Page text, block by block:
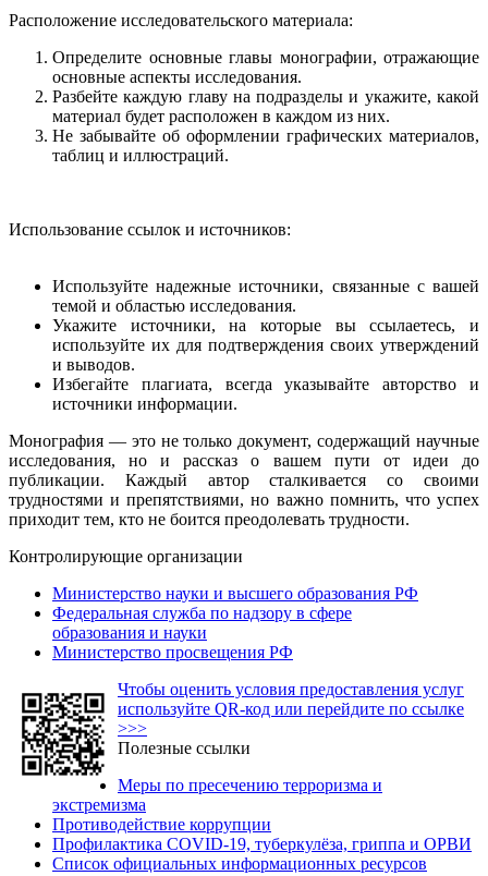
Расположение исследовательского материала:
Определите основные главы монографии, отражающие
основные аспекты исследования.
Разбейте каждую главу на подразделы и укажите, какой
материал будет расположен в каждом из них.
Не забывайте об оформлении графических материалов,
таблиц и иллюстраций.
Использование ссылок и источников:
Используйте надежные источники, связанные с вашей
темой и областью исследования.
Укажите источники, на которые вы ссылаетесь, и
используйте их для подтверждения своих утверждений
и выводов.
Избегайте плагиата, всегда указывайте авторство и
источники информации.
Монография — это не только документ, содержащий научные
исследования, но и рассказ о вашем пути от идеи до
публикации. Каждый автор сталкивается со своими
трудностями и препятствиями, но важно помнить, что успех
приходит тем, кто не боится преодолевать трудности.
Контролирующие организации
Министерство науки и высшего образования РФ
Федеральная служба по надзору в сфере
образования и науки
Министерство просвещения РФ
Чтобы оценить условия предоставления услуг
используйте QR-код или перейдите по ссылке
>>>
Полезные ссылки
Меры по пресечению терроризма и
экстремизма
Противодействие коррупции
Профилактика COVID-19, туберкулёза, гриппа и ОРВИ
Список официальных информационных ресурсов